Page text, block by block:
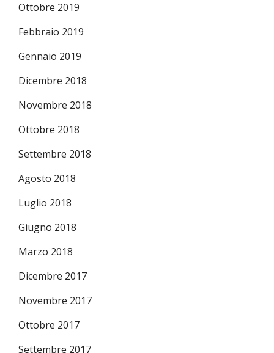
Ottobre 2019
Febbraio 2019
Gennaio 2019
Dicembre 2018
Novembre 2018
Ottobre 2018
Settembre 2018
Agosto 2018
Luglio 2018
Giugno 2018
Marzo 2018
Dicembre 2017
Novembre 2017
Ottobre 2017
Settembre 2017